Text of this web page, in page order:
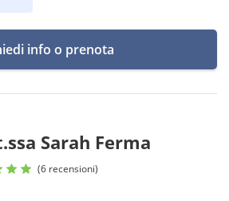
info o prenota
Sarah Ferma
(6 recensioni)